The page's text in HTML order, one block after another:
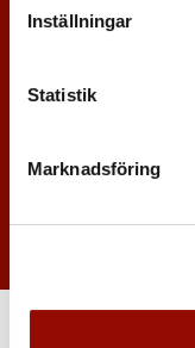
Inställningar
Statistik
Marknadsföring